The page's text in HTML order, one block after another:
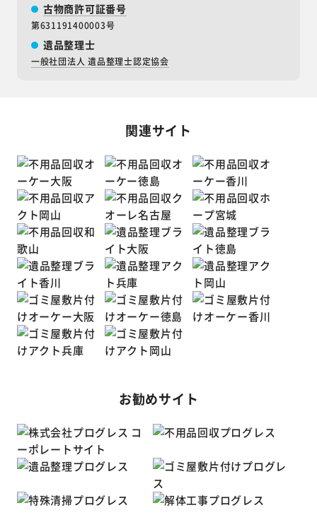
古物商許可証番号
第631191400003号
遺品整理士
一般社団法人 遺品整理士認定協会
関連サイト
お勧めサイト